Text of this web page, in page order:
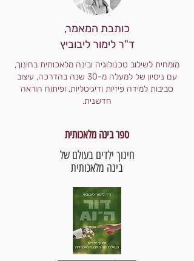
כותבת המאמר,
ד"ר לימור ליבוביץ
מומחית לשילוב טכנולוגיה ובינה מלאכותית בחינוך,
עם ניסיון של למעלה מ-30 שנה בהדרכה, עיצוב
סביבות למידה פיזיות ודיגיטליות, ופיתוח הוראה
חדשנית.
ספר בינה מלאכותית
חינוך ילדים בעולם של
בינה מלאכותית